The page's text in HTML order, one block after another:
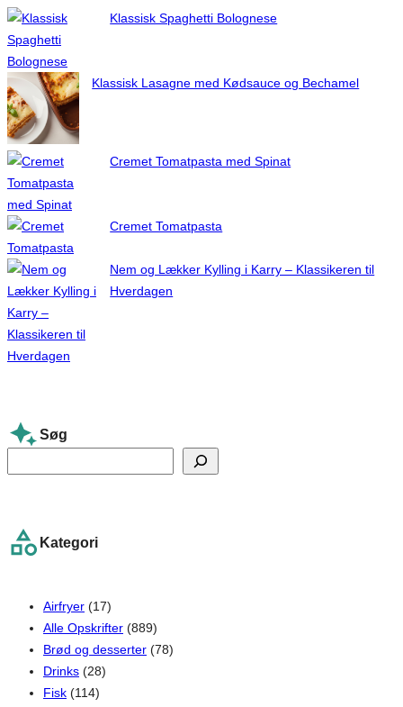
Klassisk Spaghetti Bolognese
Klassisk Lasagne med Kødsauce og Bechamel
Cremet Tomatpasta med Spinat
Cremet Tomatpasta
Nem og Lækker Kylling i Karry – Klassikeren til
Hverdagen
Søg
e
c
Kategori
Airfryer (17)
Alle Opskrifter (889)
Brød og desserter (78)
Drinks (28)
Fisk (114)